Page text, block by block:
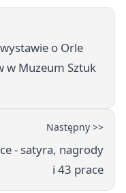
o Orle
w Muzeum Sztuk
Następny >>
- satyra, nagrody
i 43 prace